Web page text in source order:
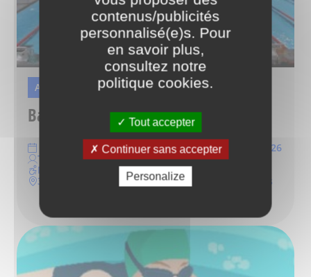
ANIMATION
Baignade libre au CAO
Du samedi 01 août 2026 au dimanche 16 août 2026
Tout public
Non précisé
361-363, avenue du Président-Wilson, Saint-Denis
contenus/publicités
personnalisé(e)s. Pour
en savoir plus,
consultez notre
politique cookies.
Tout accepter
Continuer sans accepter
Personalize